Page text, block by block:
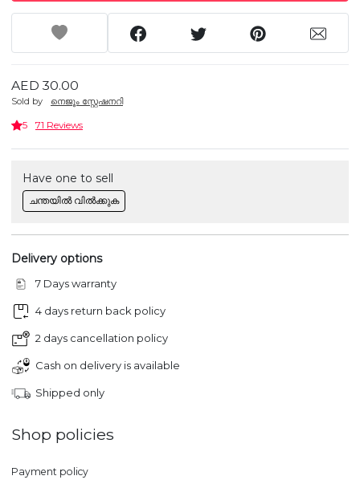
AED 30.00
Sold by നെജൂം സ്റ്റേഷനറി
5 71 Reviews
Have one to sell
ചന്തയിൽ വിൽക്കുക
Delivery options
7 Days warranty
4 days return back policy
2 days cancellation policy
Cash on delivery is available
Shipped only
Shop policies
Payment policy